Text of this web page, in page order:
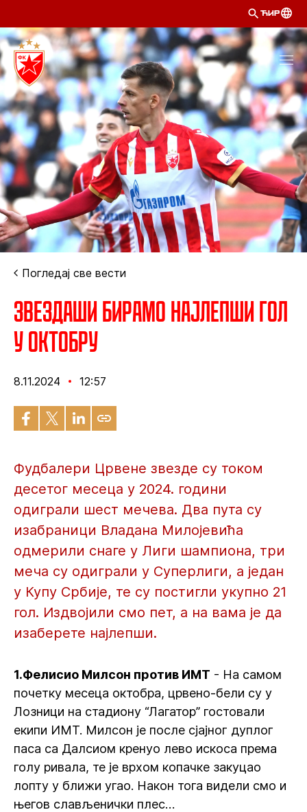
ЋИР
Погледај све вести
Звездаши бирамо најлепши гол
у октобру
8.11.2024 12:57
Фудбалери Црвене звезде су током
десетог месеца у 2024. години
одиграли шест мечева. Два пута су
изабраници Владана Милојевића
одмерили снаге у Лиги шампиона, три
меча су одиграли у Суперлиги, а један
у Купу Србије, те су постигли укупно 21
гол. Издвојили смо пет, а на вама је да
изаберете најлепши.
1.Фелисио Милсон против ИМТ - На самом
почетку месеца октобра, црвено-бели су у
Лозници на стадиону “Лагатор” гостовали
екипи ИМТ. Милсон је после сјајног дуплог
паса са Далсиом кренуо лево искоса према
голу ривала, те је врхом копачке закуцао
лопту у ближи угао. Након тога видели смо и
његов слављенички плес…